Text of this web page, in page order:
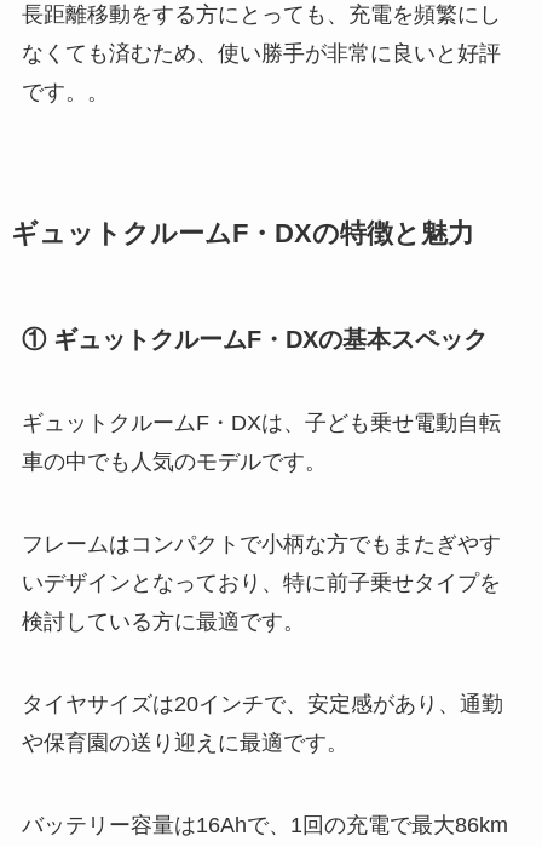
長距離移動をする方にとっても、充電を頻繁にし
なくても済むため、使い勝手が非常に良いと好評
です​​。。
ギュットクルームF・DXの特徴と魅力
① ギュットクルームF・DXの基本スペック
ギュットクルームF・DXは、子ども乗せ電動自転
車の中でも人気のモデルです。
フレームはコンパクトで小柄な方でもまたぎやす
いデザインとなっており、特に前子乗せタイプを
検討している方に最適です。
タイヤサイズは20インチで、安定感があり、通勤
や保育園の送り迎えに最適です。
バッテリー容量は16Ahで、1回の充電で最大86km